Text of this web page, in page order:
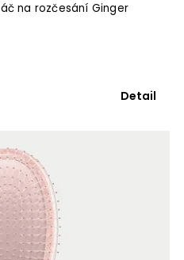
na rozčesání Ginger
Detail